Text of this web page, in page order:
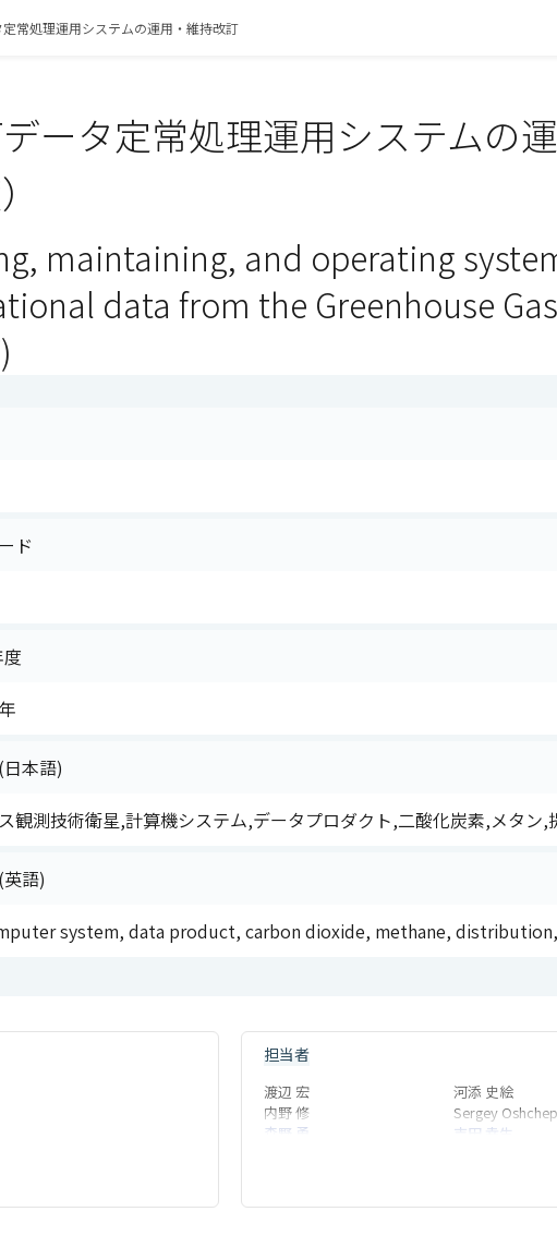
定常処理運用システムの運用・維持改訂
データ定常処理運用システムの
maintaining, and operating
data from the Greenhouse
ド
本語)
観測技術衛星,計算機システム,データプロダクト,二酸化炭素,メタン,
語)
system, data product, carbon dioxide, methane,
担当者
渡辺 宏 河添 史絵
内野 修
Sergey
森野 勇
吉田 幸生